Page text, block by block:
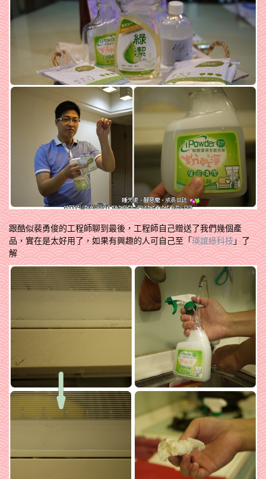
跟酷似裴勇俊的工程師聊到最後，工程師自己贈送了我們幾個產
品，實在是太好用了，如果有興趣的人可自己至「瑛誼綠科技」了
解